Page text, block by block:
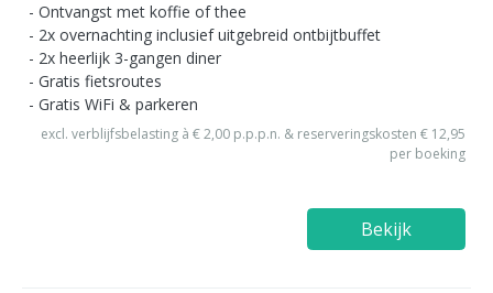
Ontvangst met koffie of thee
2x overnachting inclusief uitgebreid ontbijtbuffet
2x heerlijk 3-gangen diner
Gratis fietsroutes
Gratis WiFi & parkeren
excl. verblijfsbelasting à € 2,00 p.p.p.n. & reserveringskosten € 12,95
per boeking
Bekijk